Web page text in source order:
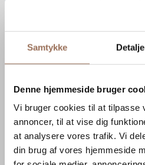
Samtykke
Denne hjemmeside bruger
Vi bruger cookies til at tilpasse
annoncer, til at vise dig
at analysere vores trafik. Vi
din brug af vores hjemmeside
natursten bruges til at
bidrage til cirkulære
Alt hvad du skal vide om
klædt på til enhver
Udfyld formularen og vi kvitterer
godt udgangspunkt for at få indført
byggeprojekter.